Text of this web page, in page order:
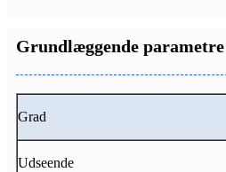
Grundlæggende parametre
Grad
Udseende